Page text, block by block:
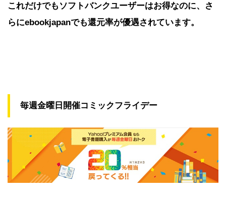
これだけでもソフトバンクユーザーはお得なのに、さ
らにebookjapanでも還元率が優遇されています。
毎週金曜日開催コミックフライデー